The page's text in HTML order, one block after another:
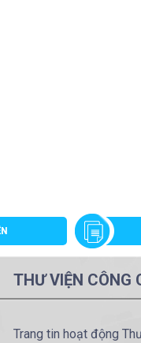
THƯ VIỆN CÔNG
Trang tin hoạt động